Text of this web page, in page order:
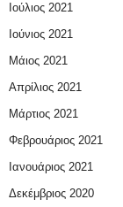
Ιούλιος 2021
Ιούνιος 2021
Μάιος 2021
Απρίλιος 2021
Μάρτιος 2021
Φεβρουάριος 2021
Ιανουάριος 2021
Δεκέμβριος 2020